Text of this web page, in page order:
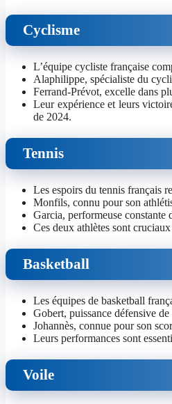
Cyclisme
L’équipe cycliste française
Alaphilippe, spécialiste du
Ferrand-Prévot, excelle dans
Leur expérience et leurs
de 2024.
Tennis
Les espoirs du tennis français
Monfils, connu pour son
Garcia, performeuse
Ces deux athlètes sont
Basketball
Les équipes de basketball
Gobert, puissance défensive
Johannès, connue pour son
Leurs performances sont
Voile